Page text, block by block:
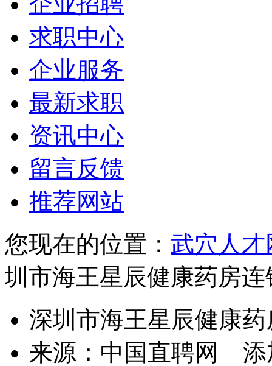
求职中心
企业服务
最新求职
资讯中心
留言反馈
推荐网站
您现在的位置： 武穴人才
圳市海王星辰健康药房
深圳市海王星辰健康
来源： 中国直聘网
添